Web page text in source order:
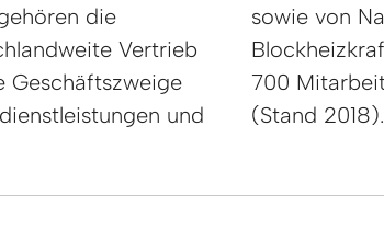
die
Vertrieb
Geschäftszweige
und
und
beschäftigt rund
von 465 Mio.
(Stand 2018).